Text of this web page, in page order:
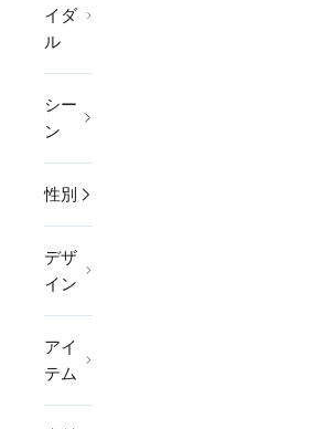
イダ
ル
シー
ン
性別
デザ
イン
アイ
テム